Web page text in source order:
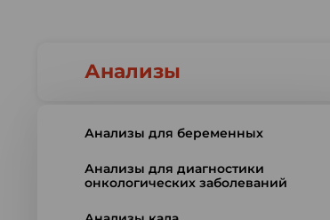
Анализы
Анализы для беременных
Анализы для диагностики
онкологических заболеваний